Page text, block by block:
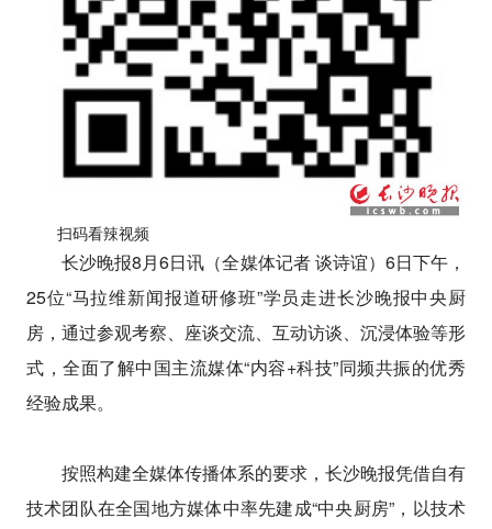
扫码看辣视频
长沙晚报8月6日讯（全媒体记者 谈诗谊）6日下午，
25位“马拉维新闻报道研修班”学员走进长沙晚报中央厨
房，通过参观考察、座谈交流、互动访谈、沉浸体验等形
式，全面了解中国主流媒体“内容+科技”同频共振的优秀
经验成果。
按照构建全媒体传播体系的要求，长沙晚报凭借自有
技术团队在全国地方媒体中率先建成“中央厨房”，以技术